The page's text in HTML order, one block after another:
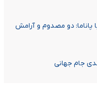
پاناما: دو مصدوم و آرامش
جام جهانی